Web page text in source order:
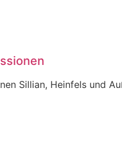
Sillian, Heinfels und